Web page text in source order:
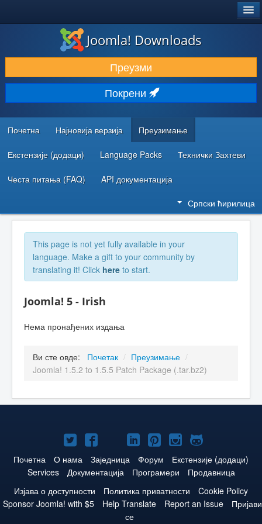
ПРЕУЗИМАЊЕ И ПРОШИРЕЊА (ЕКСТЕНЗИЈЕ)
ОТКРИЈТЕ И НАУЧИТЕ
ЗАЈЕДНИЦА И ПОДРШКА
РЕСУРСИ ЗА РАЗВОЈ
Joomla! Downloads
Преузми
Покрени
Почетна Најновија верзија Преузимање
Екстензије (додаци) Language Packs Технички Захтеви
Честа питања (FAQ) API документација
Српски ћирилица
This page is not yet fully available in your
language. Make a gift to your community by
translating it! Click here to start.
Joomla! 5 - Irish
Нема пронађених издања
Ви сте овде: Почетак / Преузимање /
Joomla! 1.5.2 to 1.5.5 Patch Package (.tar.bz2)
Joomla!
нa
Twitteru
Joomla!
нa
Facebooku
Joomla!
нa
YouTube
Joomla!
нa
LinkedIn
Joomla!
нa
Pinterest
Joomla!
нa
Instagram
Joomla!
нa
GitHub
Почетна О нама Заједница Форум
Екстензије (додаци)
Services
Документација Програмери
Продавница
Изјава о доступности
Политика приватности
Cookie Policy
Sponsor Joomla! with $5
Help Translate Report an Issue
Пријави
се